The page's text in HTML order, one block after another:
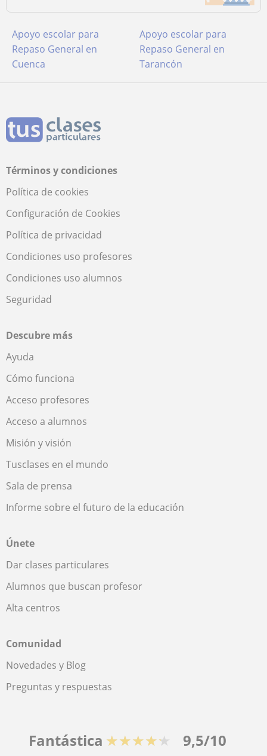
Apoyo escolar para
Repaso General en
Cuenca
Apoyo escolar para
Repaso General en
Tarancón
Términos y condiciones
Política de cookies
Configuración de Cookies
Política de privacidad
Condiciones uso profesores
Condiciones uso alumnos
Seguridad
Descubre más
Ayuda
Cómo funciona
Acceso profesores
Acceso a alumnos
Misión y visión
Tusclases en el mundo
Sala de prensa
Informe sobre el futuro de la educación
Únete
Dar clases particulares
Alumnos que buscan profesor
Alta centros
Comunidad
Novedades y Blog
Preguntas y respuestas
Fantástica ★★★★★ 9,5/10